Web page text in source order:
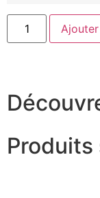
Produits